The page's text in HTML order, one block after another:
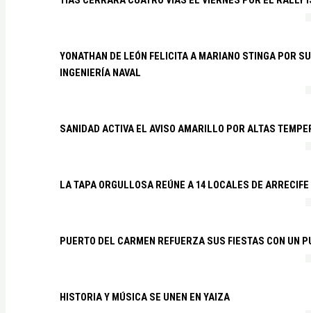
YONATHAN DE LEÓN FELICITA A MARIANO STINGA POR
INGENIERÍA NAVAL
SANIDAD ACTIVA EL AVISO AMARILLO POR ALTAS
LA TAPA ORGULLOSA REÚNE A 14 LOCALES DE ARRECIFE
PUERTO DEL CARMEN REFUERZA SUS FIESTAS CON UN
HISTORIA Y MÚSICA SE UNEN EN YAIZA